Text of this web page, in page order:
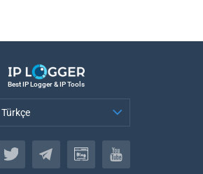
Best IP Logger & IP Tools
Türkçe
Türkçe